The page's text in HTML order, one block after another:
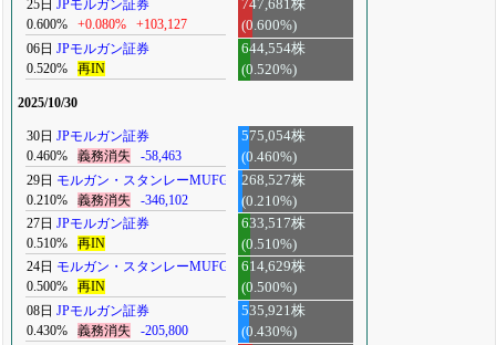
25日 JPモルガン証券
0.600%
+0.080% +103,127
747,681株
(0.600%)
06日 JPモルガン証券
0.520%
再IN
644,554株
(0.520%)
2025/10/30
30日 JPモルガン証券
0.460%
義務消失 -58,463
575,054株
(0.460%)
29日 モルガン・スタンレーMUFG
0.210%
義務消失 -346,102
268,527株
(0.210%)
27日 JPモルガン証券
0.510%
再IN
633,517株
(0.510%)
24日 モルガン・スタンレーMUFG
0.500%
再IN
614,629株
(0.500%)
08日 JPモルガン証券
0.430%
義務消失 -205,800
535,921株
(0.430%)